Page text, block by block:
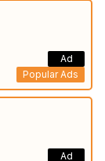
Popular Ads
Ad
Ad